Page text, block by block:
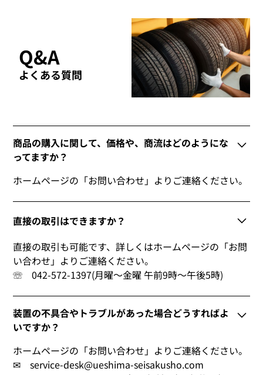
Q&A
よくある質問
商品の購入に関して、価格や、商流はどのようにな
ってますか？
ホームページの「お問い合わせ」よりご連絡ください。
直接の取引はできますか？
直接の取引も可能です、詳しくはホームページの「お問
い合わせ」よりご連絡ください。
☏ 042-572-1397(月曜～金曜 午前9時～午後5時)
装置の不具合やトラブルがあった場合どうすればよ
いですか？
ホームページの「お問い合わせ」よりご連絡ください。
✉ service-desk@ueshima-seisakusho.com